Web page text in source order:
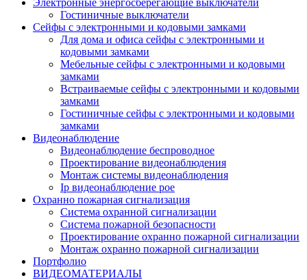
Гостиничные выключатели
Сейфы с электронными и кодовыми замками
Для дома и офиса сейфы с электронными и
кодовыми замками
Мебельные сейфы с электронными и кодовыми
замками
Встраиваемые сейфы с электронными и кодовыми
замками
Гостиничные сейфы с электронными и кодовыми
замками
Видеонаблюдение
Видеонаблюдение беспроводное
Проектирование видеонаблюдения
Монтаж системы видеонаблюдения
Ip видеонаблюдение poe
Охранно пожарная сигнализация
Система охранной сигнализации
Система пожарной безопасности
Проектирование охранно пожарной сигнализации
Монтаж охранно пожарной сигнализации
Портфолио
ВИДЕОМАТЕРИАЛЫ